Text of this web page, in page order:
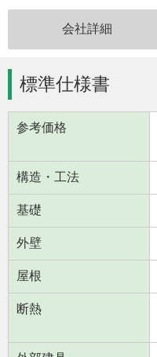
会社詳細
標準仕様書
参考価格
構造・工法
基礎
外壁
屋根
断熱